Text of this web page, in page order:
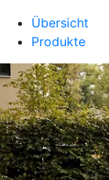
Übersicht
Produkte